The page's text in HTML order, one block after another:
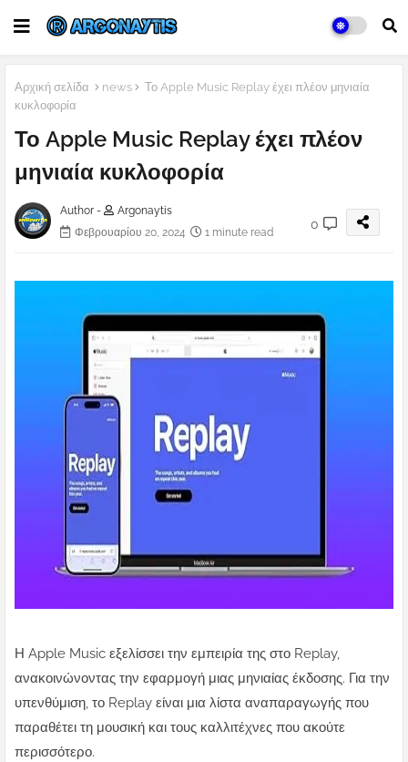
Αρχική σελίδα news
Το Apple Music Replay έχει πλέον μηνιαία
κυκλοφορία
Το Apple Music Replay έχει πλέον
μηνιαία κυκλοφορία
Author -
Argonaytis
Φεβρουαρίου 20, 2024
1 minute read
0
Η Apple Music εξελίσσει την εμπειρία της στο Replay,
ανακοινώνοντας την εφαρμογή μιας μηνιαίας έκδοσης. Για την
υπενθύμιση, το Replay είναι μια λίστα αναπαραγωγής που
παραθέτει τη μουσική και τους καλλιτέχνες που ακούτε
περισσότερο.